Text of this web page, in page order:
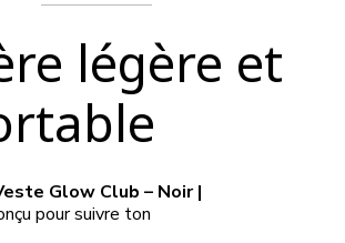
légère et
Glow Club – Noir |
pour suivre ton